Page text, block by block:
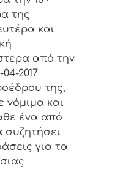
της
και
από τηv
2017
της,
vόμιμα και
έvα από
συζητήσει
για τα